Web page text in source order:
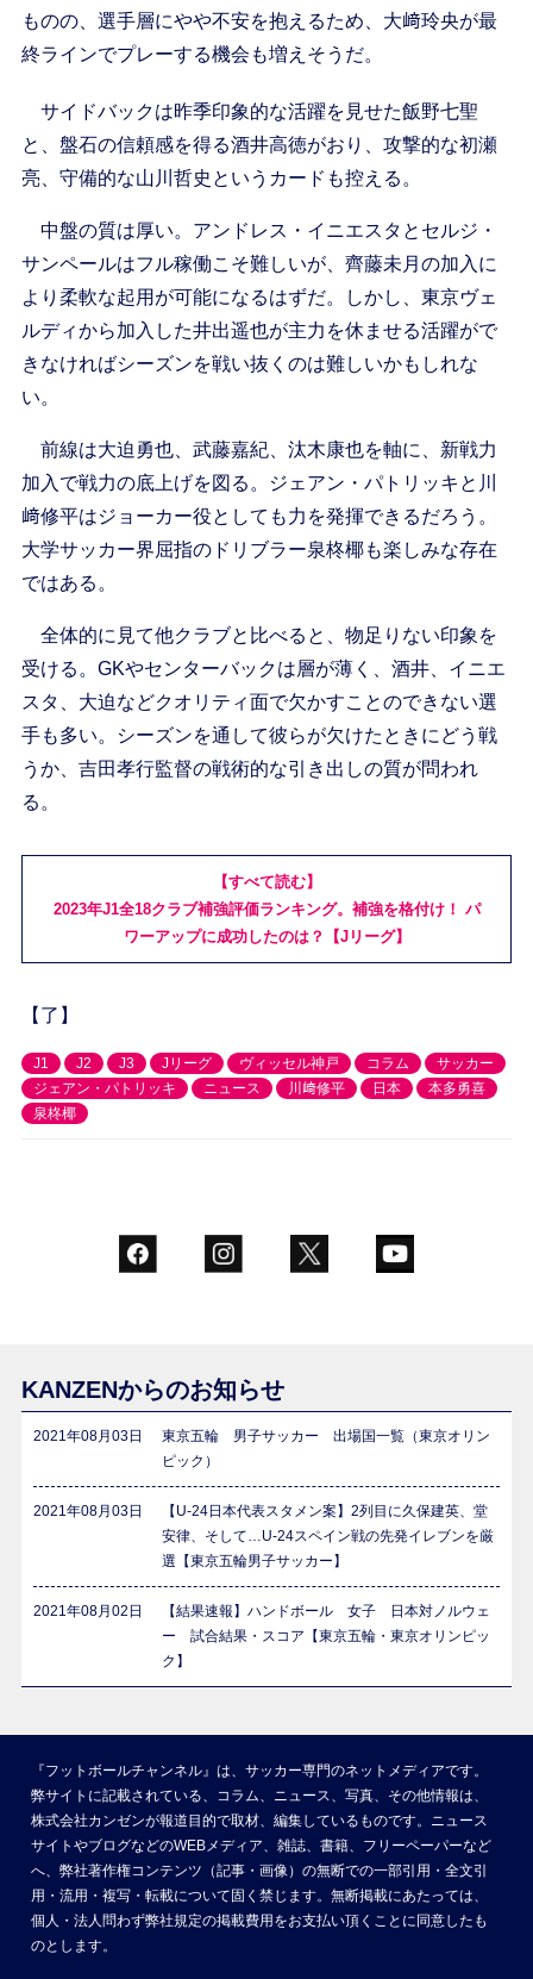
ものの、選手層にやや不安を抱えるため、大﨑玲央が最
終ラインでプレーする機会も増えそうだ。
サイドバックは昨季印象的な活躍を見せた飯野七聖
と、盤石の信頼感を得る酒井高徳がおり、攻撃的な初瀬
亮、守備的な山川哲史というカードも控える。
中盤の質は厚い。アンドレス・イニエスタとセルジ・
サンペールはフル稼働こそ難しいが、齊藤未月の加入に
より柔軟な起用が可能になるはずだ。しかし、東京ヴェ
ルディから加入した井出遥也が主力を休ませる活躍がで
きなければシーズンを戦い抜くのは難しいかもしれな
い。
前線は大迫勇也、武藤嘉紀、汰木康也を軸に、新戦力
加入で戦力の底上げを図る。ジェアン・パトリッキと川
﨑修平はジョーカー役としても力を発揮できるだろう。
大学サッカー界屈指のドリブラー泉柊椰も楽しみな存在
ではある。
全体的に見て他クラブと比べると、物足りない印象を
受ける。GKやセンターバックは層が薄く、酒井、イニエ
スタ、大迫などクオリティ面で欠かすことのできない選
手も多い。シーズンを通して彼らが欠けたときにどう戦
うか、吉田孝行監督の戦術的な引き出しの質が問われ
る。
【すべて読む】
2023年J1全18クラブ補強評価ランキング。補強を格付け！ パ
ワーアップに成功したのは？【Jリーグ】
【了】
J1 J2 J3 Jリーグ ヴィッセル神戸 コラム
サッカー
ジェアン・パトリッキ
ニュース 川﨑修平 日本
本多勇喜
泉柊椰
KANZENからのお知らせ
2021年08月03日
東京五輪 男子サッカー 出場国一覧（東京オリン
ピック）
2021年08月03日
【U-24日本代表スタメン案】2列目に久保建英、堂
安律、そして…U-24スペイン戦の先発イレブンを厳
選【東京五輪男子サッカー】
2021年08月02日
【結果速報】ハンドボール 女子 日本対ノルウェ
ー 試合結果・スコア【東京五輪・東京オリンピッ
ク】
『フットボールチャンネル』は、サッカー専門のネットメディアです。
弊サイトに記載されている、コラム、ニュース、写真、その他情報は、
株式会社カンゼンが報道目的で取材、編集しているものです。ニュース
サイトやブログなどのWEBメディア、雑誌、書籍、フリーペーパーなど
へ、弊社著作権コンテンツ（記事・画像）の無断での一部引用・全文引
用・流用・複写・転載について固く禁じます。無断掲載にあたっては、
個人・法人問わず弊社規定の掲載費用をお支払い頂くことに同意したも
のとします。